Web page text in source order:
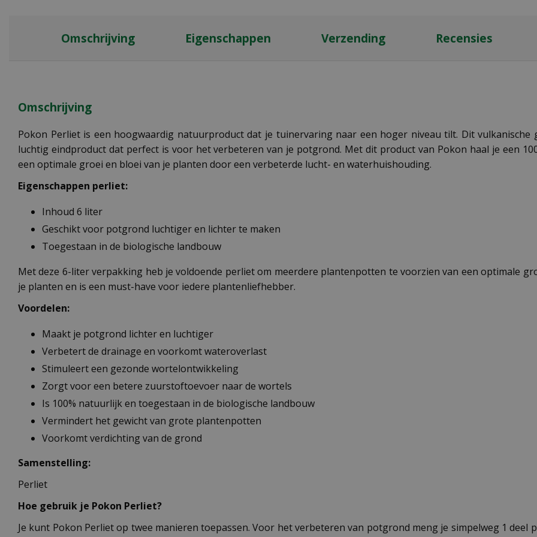
Omschrijving Eigenschappen Verzending Recensies
Omschrijving
Pokon Perliet is een hoogwaardig natuurproduct dat je tuinervaring naar een hoger niveau tilt. Dit
luchtig eindproduct dat perfect is voor het verbeteren van je potgrond. Met dit product van Pokon haal je een
een optimale groei en bloei van je planten door een verbeterde lucht- en waterhuishouding.
Eigenschappen perliet:
Inhoud 6 liter
Geschikt voor potgrond luchtiger en lichter te maken
Toegestaan in de biologische landbouw
Met deze 6-liter verpakking heb je voldoende perliet om meerdere plantenpotten te voorzien van een optimale
je planten en is een must-have voor iedere plantenliefhebber.
Voordelen:
Maakt je potgrond lichter en luchtiger
Verbetert de drainage en voorkomt wateroverlast
Stimuleert een gezonde wortelontwikkeling
Zorgt voor een betere zuurstoftoevoer naar de wortels
Is 100% natuurlijk en toegestaan in de biologische landbouw
Vermindert het gewicht van grote plantenpotten
Voorkomt verdichting van de grond
Samenstelling:
Perliet
Hoe gebruik je Pokon Perliet?
Je kunt Pokon Perliet op twee manieren toepassen. Voor het verbeteren van potgrond meng je simpelweg 1